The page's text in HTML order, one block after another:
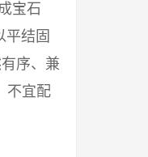
宝石
平结固
序、兼
不宜配